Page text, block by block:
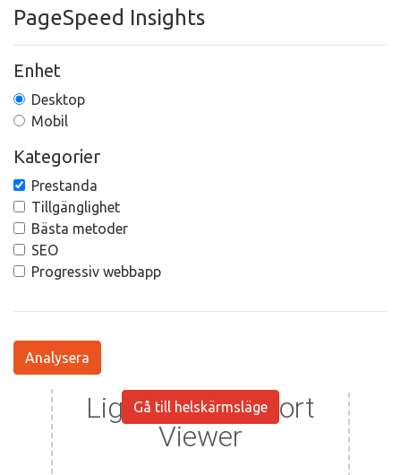
PageSpeed Insights
Enhet
Desktop
Mobil
Kategorier
Prestanda
Tillgänglighet
Bästa metoder
SEO
Progressiv webbapp
Analysera
Gå till helskärmsläge